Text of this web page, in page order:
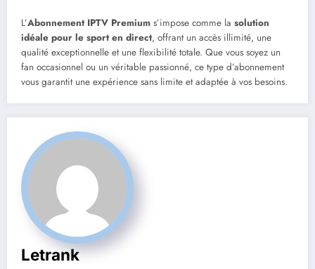
L’Abonnement IPTV Premium s’impose comme la solution
idéale pour le sport en direct, offrant un accès illimité, une
qualité exceptionnelle et une flexibilité totale. Que vous soyez un
fan occasionnel ou un véritable passionné, ce type d’abonnement
vous garantit une expérience sans limite et adaptée à vos besoins.
Letrank